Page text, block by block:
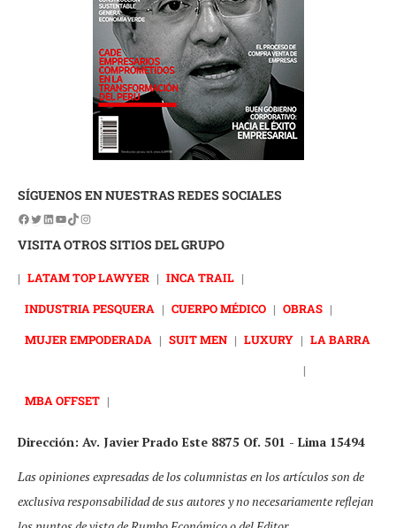
SÍGUENOS EN NUESTRAS REDES SOCIALES
VISITA OTROS SITIOS DEL GRUPO
| LATAM TOP LAWYER | INCA TRAIL |
INDUSTRIA PESQUERA | CUERPO MÉDICO | OBRAS |
MUJER EMPODERADA | SUIT MEN | LUXURY | LA BARRA
|
MBA OFFSET |
Dirección: Av. Javier Prado Este 8875 Of. 501 - Lima 15494
Las opiniones expresadas de los columnistas en los artículos son de
exclusiva responsabilidad de sus autores y no necesariamente reflejan